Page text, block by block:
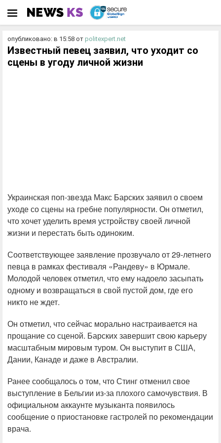
опубликовано: в 15:58 от politexpert.net
Известный певец заявил, что уходит со
сцены в угоду личной жизни
Украинская поп-звезда Макс Барских заявил о своем
уходе со сцены на гребне популярности. Он отметил,
что хочет уделить время устройству своей личной
жизни и перестать быть одиноким.
Соответствующее заявление прозвучало от 29-летнего
певца в рамках фестиваля «Рандеву» в Юрмале.
Молодой человек отметил, что ему надоело засыпать
одному и возвращаться в свой пустой дом, где его
никто не ждет.
Он отметил, что сейчас морально настраивается на
прощание со сценой. Барских завершит свою карьеру
масштабным мировым туром. Он выступит в США,
Дании, Канаде и даже в Австралии.
Ранее сообщалось о том, что Стинг отменил свое
выступление в Бельгии из-за плохого самочувствия. В
официальном аккаунте музыканта появилось
сообщение о приостановке гастролей по рекомендации
врача.